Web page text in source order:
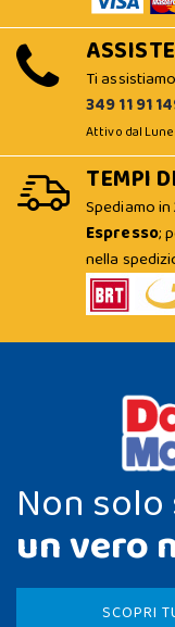
Ti
349 11 91
Attivo dal
TEMPI
Spediamo
Espresso;
nella
Non
un vero
SCOPRI